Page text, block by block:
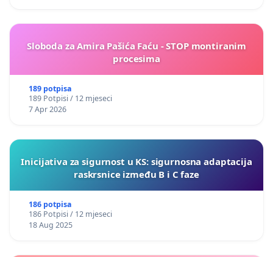
Sloboda za Amira Pašića Faću - STOP montiranim
procesima
189 potpisa
189 Potpisi / 12 mjeseci
7 Apr 2026
Inicijativa za sigurnost u KS: sigurnosna adaptacija
raskrsnice između B i C faze
186 potpisa
186 Potpisi / 12 mjeseci
18 Aug 2025